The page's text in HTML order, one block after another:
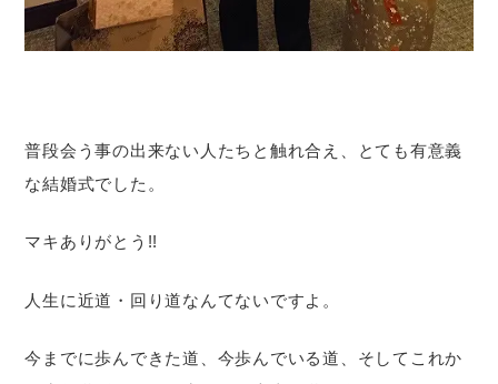
普段会う事の出来ない人たちと触れ合え、とても有意義
な結婚式でした。
マキありがとう!!
人生に近道・回り道なんてないですよ。
今までに歩んできた道、今歩んでいる道、そしてこれか